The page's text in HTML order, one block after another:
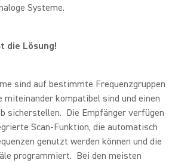
Systeme.
die Lösung!
sind auf bestimmte Frequenzgruppen
kompatibel sind und einen
sicherstellen. Die Empfänger verfügen
Scan-Funktion, die automatisch
genutzt werden können und die
programmiert. Bei den meisten